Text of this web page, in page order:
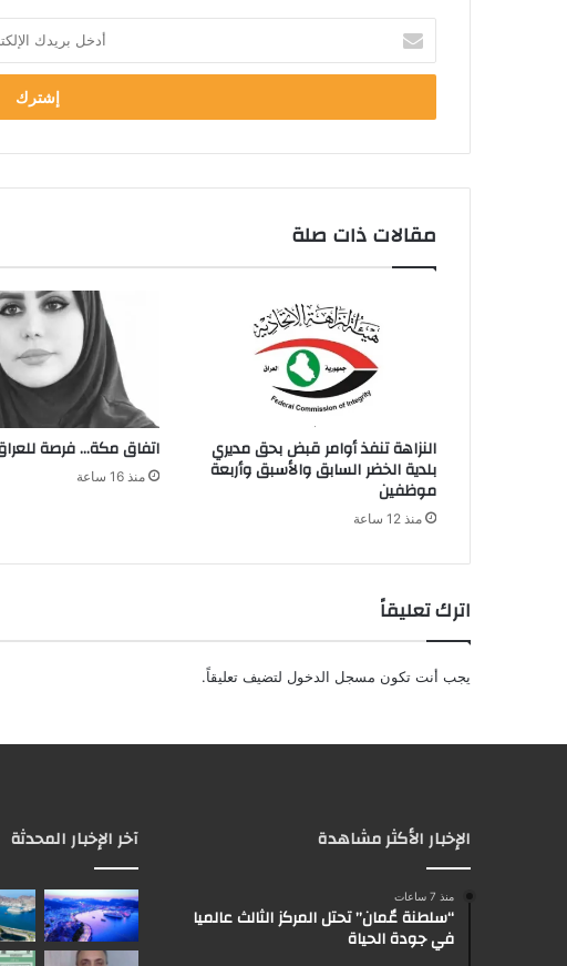
بريدك
الإلكتروني
مقالات ذات صلة
النزاهة تنفذ أوامر قبض بحق مديري
بلدية الخضر السابق والأسبق وأربعة
موظفين
منذ 12 ساعة
اتفاق مكة… فرصة
منذ 16 ساعة
اترك تعليقاً
يجب أنت تكون مسجل الدخول لتضيف تعليقاً.
الإخبار الأكثر مشاهدة
منذ 7 ساعات
“سلطنة عٌمان” تحتل المركز الثالث عالميا
في جودة الحياة
آخر الإخبار المحدثة